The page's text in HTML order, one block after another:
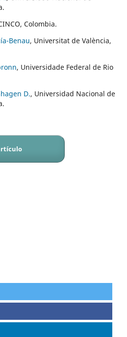
Colombia.
Benau, Universitat de València,
, Universidade Federal de Rio
D., Universidad Nacional de